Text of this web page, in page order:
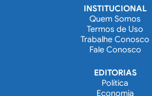
INSTITUCIONAL
Quem Somos
Termos de Uso
Trabalhe Conosco
Fale Conosco
EDITORIAS
Política
Economia